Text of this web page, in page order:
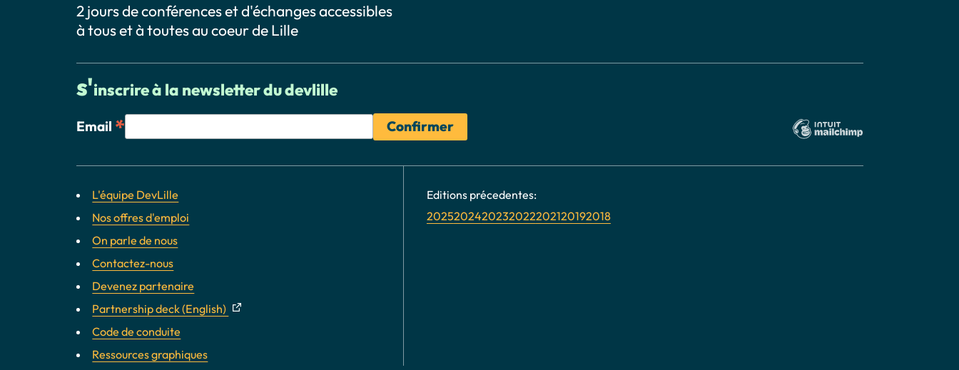
2 jours de conférences et d'échanges accessibles
à tous et à toutes au coeur de Lille
s'inscrire à la newsletter du devlille
Email *
L'équipe DevLille
Nos offres d'emploi
On parle de nous
Contactez-nous
Devenez partenaire
Partnership deck (English)
Code de conduite
Ressources graphiques
2025202420232022202120192018